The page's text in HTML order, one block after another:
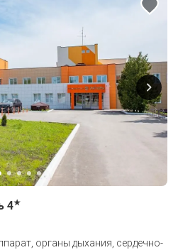
4★
органы дыхания, сердечно-